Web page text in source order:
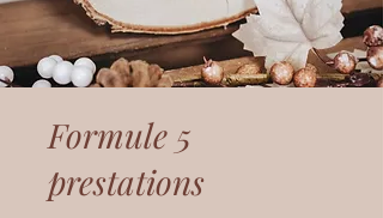
Formule 5
prestations